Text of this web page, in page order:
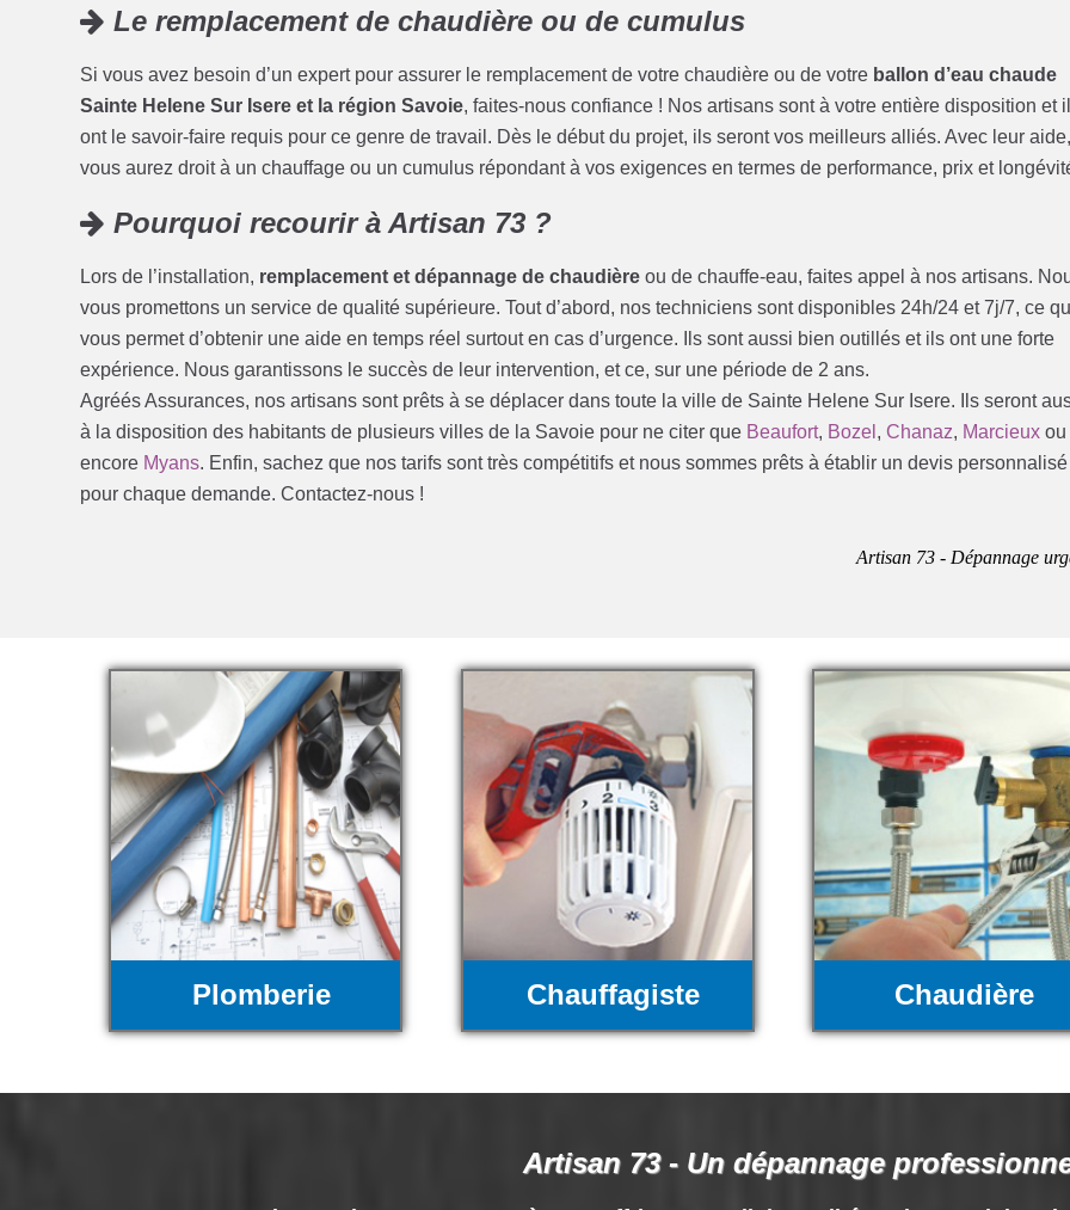
Le remplacement de chaudière ou de cumulus
Si vous avez besoin d’un expert pour assurer le remplacement de votre chaudière ou de votre ballon d’eau chaude
Sainte Helene Sur Isere et la région Savoie, faites-nous confiance ! Nos artisans sont à votre entière disposition et
ont le savoir-faire requis pour ce genre de travail. Dès le début du projet, ils seront vos meilleurs alliés. Avec leur aide,
vous aurez droit à un chauffage ou un cumulus répondant à vos exigences en termes de performance, prix et
Pourquoi recourir à Artisan 73 ?
Lors de l’installation, remplacement et dépannage de chaudière ou de chauffe-eau, faites appel à nos artisans.
vous promettons un service de qualité supérieure. Tout d’abord, nos techniciens sont disponibles 24h/24 et 7j/7, ce
vous permet d’obtenir une aide en temps réel surtout en cas d’urgence. Ils sont aussi bien outillés et ils ont une forte
expérience. Nous garantissons le succès de leur intervention, et ce, sur une période de 2 ans.
Agréés Assurances, nos artisans sont prêts à se déplacer dans toute la ville de Sainte Helene Sur Isere. Ils seront
à la disposition des habitants de plusieurs villes de la Savoie pour ne citer que Beaufort, Bozel ,Chanaz, Marcieux ou
encore Myans. Enfin, sachez que nos tarifs sont très compétitifs et nous sommes prêts à établir un devis personnalisé
pour chaque demande. Contactez-nous !
Artisan 73 - Dépannage
Plomberie Chauffagiste Chaudière
Artisan 73 - Un dépannage